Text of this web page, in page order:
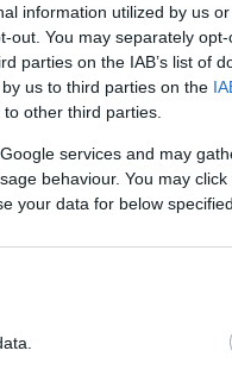
information utilized by us
out. You may separately
parties on the IAB’s list of
us to third parties on the
other third parties.
services and may
behaviour. You may
your data for below